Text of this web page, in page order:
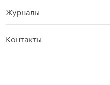
Журналы
Контакты